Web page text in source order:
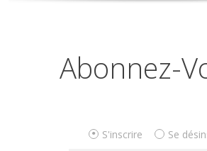
Abonnez-
S'inscrire Se